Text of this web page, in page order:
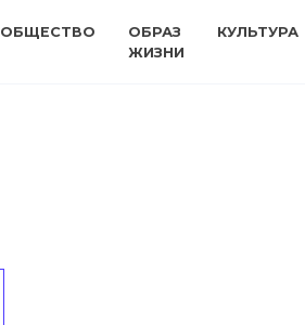
ОБЩЕСТВО
ОБРАЗ
ЖИЗНИ
КУЛЬТУРА